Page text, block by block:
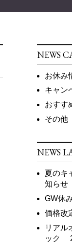
NEWS
お休み
キャン
おすす
その他
NEWS
夏のキ
知らせ
GW休
価格改
リアル
ック